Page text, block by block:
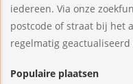
iedereen. Via onze
postcode of straat bij het
regelmatig
Populaire plaatsen